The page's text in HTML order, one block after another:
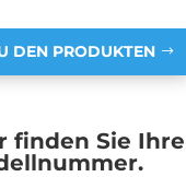
DEN PRODUKTEN
finden Sie Ihre